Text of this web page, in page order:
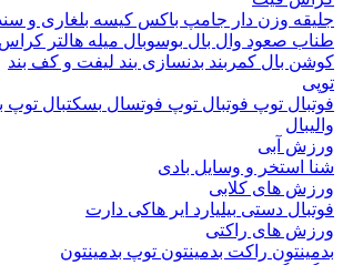
وزن دارجامپ باکسکیسه بلغاری و سندبگ
صعودوال بال بوسوبالمیله هالتر کراس فیت
بالکمربند بدنسازیبند لیفت و کف بند
توپ فوتبالتوپ فوتسالبسکتبالتوپ
آبی
و وسایل بادی
های کلابی
دستیبیلیاردایر هاکیدارت
های راکتی
راکت بدمینتونتوپ بدمینتون